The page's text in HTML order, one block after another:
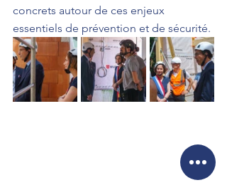
concrets autour de ces enjeux
essentiels de prévention et de sécurité.